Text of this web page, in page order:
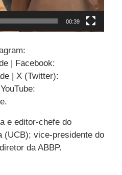
00:39
| Facebook:
| X (Twitter):
e editor-chefe do
(UCB); vice-presidente do
da ABBP.